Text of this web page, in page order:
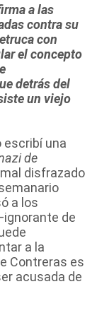
a las
contra su
con
el concepto
detrás del
un viejo
escribí una
de
disfrazado
a los
de
a la
Contreras es
acusada de